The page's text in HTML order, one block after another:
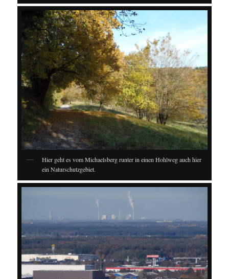
Hier geht es vom Michaelsberg runter in einen Hohlweg auch hier
ein Naturschutzgebiet.